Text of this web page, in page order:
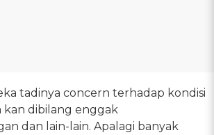
tadinya concern terhadap kondisi
kan dibilang enggak
dan lain-lain. Apalagi banyak